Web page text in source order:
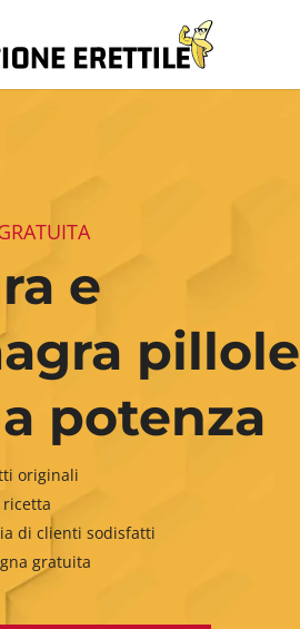
e
pillole
potenza
originali
ricetta
di clienti sodisfatti
gratuita